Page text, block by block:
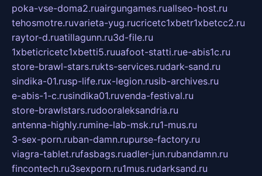
poka-vse-doma2.ruairgungames.ruallseo-host.ru
tehosmotre.ruvarieta-yug.rucricetc1xbetr1xbetcc2.ru
raytor-d.ruatillagunn.ru3d-file.ru
1xbeticricetc1xbetti5.ruuafoot-statti.rue-abis1c.ru
store-brawl-stars.rukts-services.rudark-sand.ru
sindika-01.rusp-life.rux-legion.rusib-archives.ru
e-abis-1-c.rusindika01.ruvenda-festival.ru
store-brawlstars.rudooraleksandria.ru
antenna-highly.rumine-lab-msk.ru1-mus.ru
3-sex-porn.ruban-damn.rupurse-factory.ru
viagra-tablet.rufasbags.ruadler-jun.rubandamn.ru
fincontech.ru3sexporn.ru1mus.rudarksand.ru